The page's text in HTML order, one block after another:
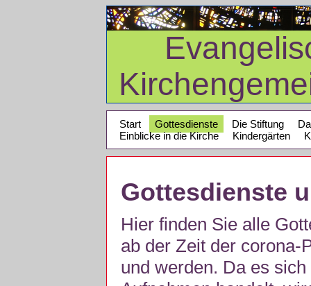
Start Gottesdienste Die Stiftung
Einblicke in die Kirche
Kindergärten
Gottesdienste
Hier finden Sie alle
ab der Zeit der corona-
und werden. Da es